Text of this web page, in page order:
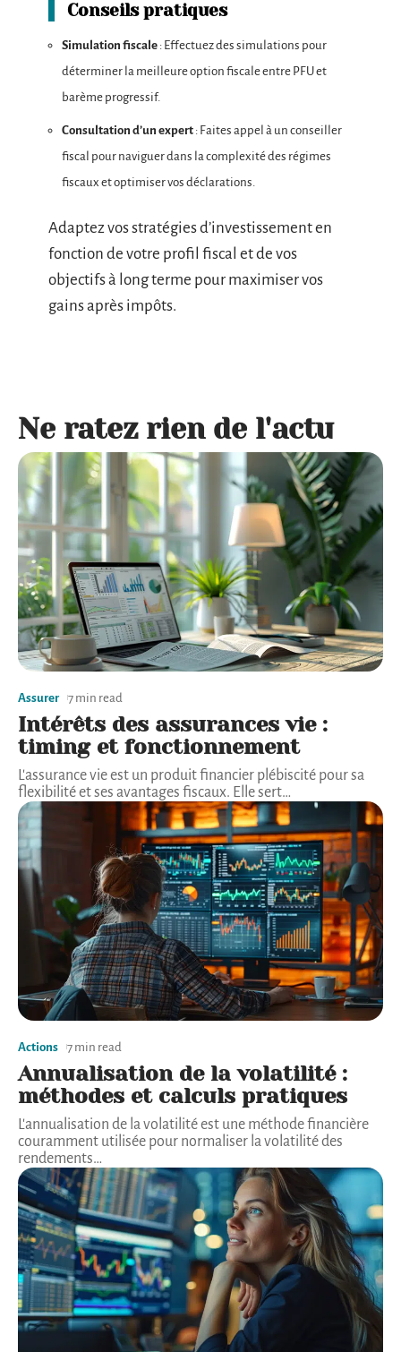
Conseils pratiques
Simulation fiscale : Effectuez des simulations pour
déterminer la meilleure option fiscale entre PFU et
barème progressif.
Consultation d’un expert : Faites appel à un conseiller
fiscal pour naviguer dans la complexité des régimes
fiscaux et optimiser vos déclarations.
Adaptez vos stratégies d’investissement en
fonction de votre profil fiscal et de vos
objectifs à long terme pour maximiser vos
gains après impôts.
Ne ratez rien de l'actu
Assurer 7 min read
Intérêts des assurances vie :
timing et fonctionnement
L'assurance vie est un produit financier plébiscité pour sa
flexibilité et ses avantages fiscaux. Elle sert…
Actions 7 min read
Annualisation de la volatilité :
méthodes et calculs pratiques
L'annualisation de la volatilité est une méthode financière
couramment utilisée pour normaliser la volatilité des
rendements…